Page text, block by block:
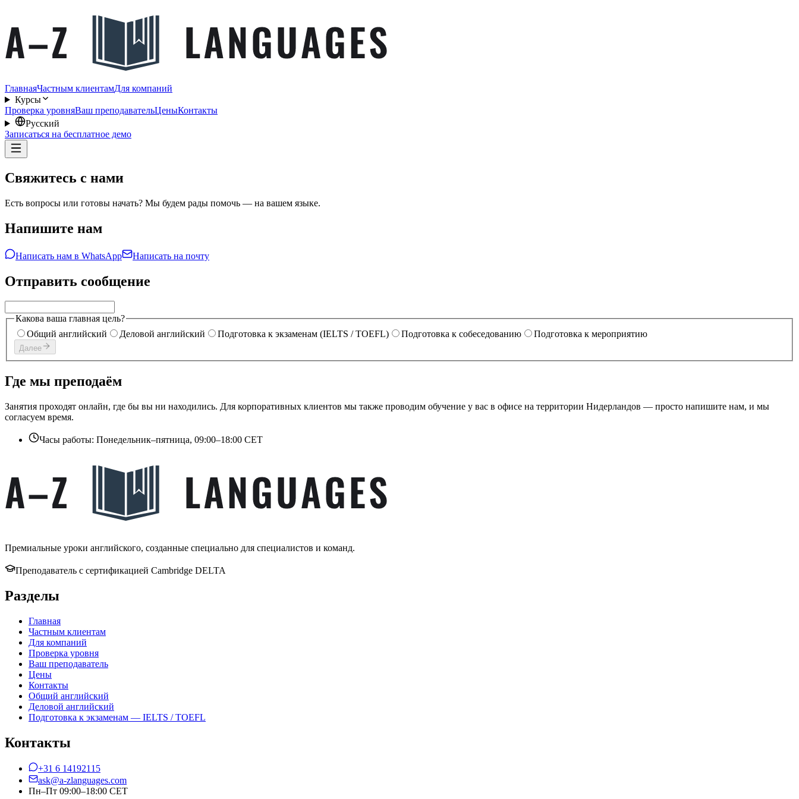
ГлавнаяЧастным клиентамДля компаний
Курсы
Проверка уровняВаш преподавательЦеныКонтакты
Русский
Записаться на бесплатное демо
Свяжитесь с нами
Есть вопросы или готовы начать? Мы будем рады помочь — на вашем языке.
Напишите нам
Написать нам в WhatsApp Написать на почту
Отправить сообщение
Какова ваша главная цель?
Общий английский
Деловой английский Подготовка к экзаменам (IELTS / TOEFL) Подготовка к собеседованию Подготовка к мероприятию
Далее
Где мы преподаём
Занятия проходят онлайн, где бы вы ни находились. Для корпоративных клиентов мы также проводим обучение у вас в офисе на территории Нидерландов — просто напишите нам, и мы
согласуем время.
Часы работы: Понедельник–пятница, 09:00–18:00 CET
Премиальные уроки английского, созданные специально для специалистов и команд.
Преподаватель с сертификацией Cambridge DELTA
Разделы
Главная
Частным клиентам
Для компаний
Проверка уровня
Ваш преподаватель
Цены
Контакты
Общий английский
Деловой английский
Подготовка к экзаменам — IELTS / TOEFL
Контакты
+31 6 14192115
ask@a-zlanguages.com
Пн–Пт 09:00–18:00 CET